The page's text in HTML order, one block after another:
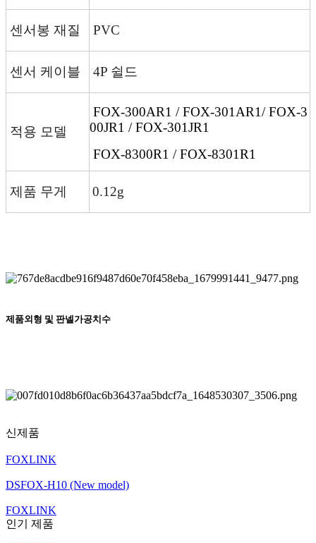
센서봉 재질 PVC
센서 케이블 4P 쉴드
적용 모델
FOX-300AR1 / FOX-301AR1/FOX-3
00JR1 / FOX-301JR1
FOX-8300R1 / FOX-8301R1
제품 무게 0.12g
제품외형 및 판넬가공치수
신제품
FOXLINK
DSFOX-H10 (New model)
FOXLINK
인기 제품